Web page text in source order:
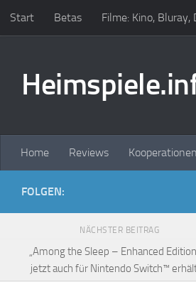
Zum Inhalt springen
Start Betas Filme: Kino, Bluray,
Home Reviews Kooperationen
FOLGEN:
NÄCHSTER BEITRAG
„Among the Sleep – Enhanced
jetzt auch für Nintendo Switch™